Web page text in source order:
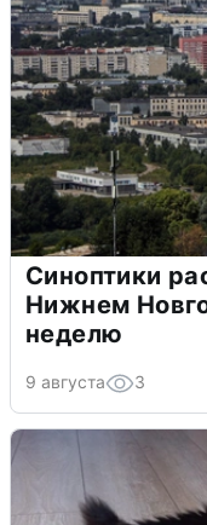
Синоптики
Нижнем
неделю
9 августа 3